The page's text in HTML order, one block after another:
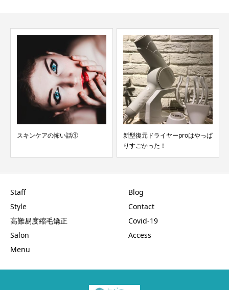
スキンケアの怖い話①
新型復元ドライヤーproはやっぱ
りすごかった！
Staff
Style
高難易度縮毛矯正
Salon
Menu
Blog
Contact
Covid-19
Access